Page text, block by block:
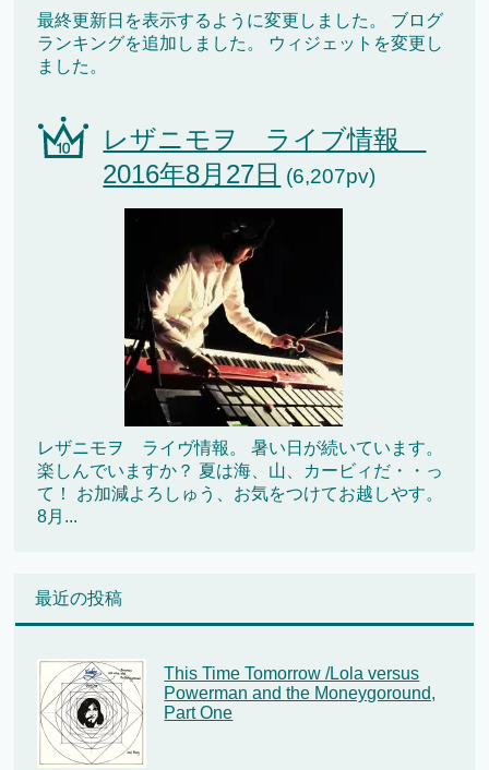
最終更新日を表示するように変更しました。 ブログ
ランキングを追加しました。 ウィジェットを変更し
ました。
レザニモヲ ライブ情報
2016年8月27日 (6,207pv)
レザニモヲ ライヴ情報。 暑い日が続いています。
楽しんでいますか？ 夏は海、山、カービィだ・・っ
て！ お加減よろしゅう、お気をつけてお越しやす。
8月...
最近の投稿
This Time Tomorrow /Lola versus
Powerman and the Moneygoround,
Part One